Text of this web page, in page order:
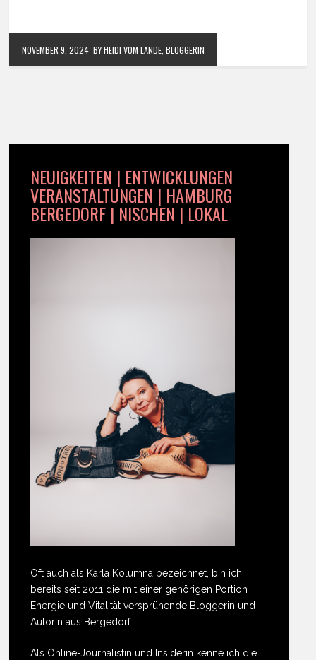
NOVEMBER 9, 2024 BY HEIDI VOM LANDE, BLOGGERIN
NEUIGKEITEN | ENTWICKLUNGEN
VERANSTALTUNGEN | HAMBURG
BERGEDORF | NISCHEN | LOKAL
Oft auch als Karla Kolumna bezeichnet, bin ich
bereits seit 2011 die mit einer gehörigen Portion
Energie und Vitalität versprühende Bloggerin und
Autorin aus Bergedorf.
Als Online-Journalistin und Insiderin kenne ich die